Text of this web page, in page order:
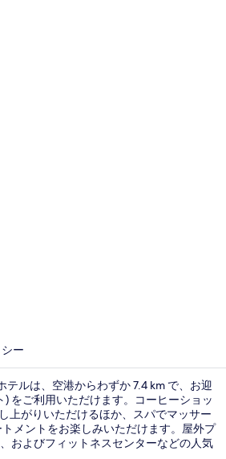
ー
テルは、空港からわずか 7.4 km で、お迎
) をご利用いただけます。コーヒーショッ
上がりいただけるほか、スパでマッサー
メントをお楽しみいただけます。屋外プ
およびフィットネスセンターなどの人気